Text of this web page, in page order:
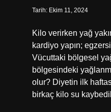
Tarih: Ekim 11, 2024
Kilo verirken yağ
kardiyo yapın;
Vücuttaki bölgesel
bölgesindeki
olur? Diyetin ilk
birkaç kilo su